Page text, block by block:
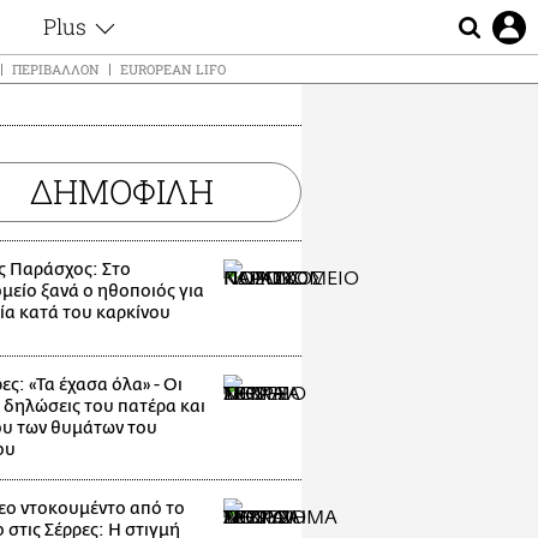
Plus
Θέματα
Videos
Αφιερώματα
Ζώδια
Εξομολογήσεις
Οι Αθηναίοι
Απώλειες
Επιλογές
ΠΕΡΙΒΆΛΛΟΝ EUROPEAN LIFO
ΔΗΜΟΦΙΛΗ
Παράσχος: Στο
ξανά ο ηθοποιός για
κατά του καρκίνου
«Τα έχασα όλα» - Οι
του πατέρα και
των θυμάτων του
ντοκουμέντο από το
στις Σέρρες: Η στιγμή